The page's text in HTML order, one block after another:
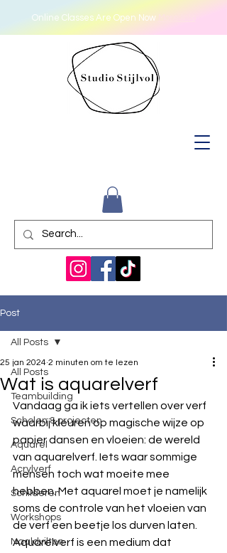
Online Classes Are Open Now
Post
All Posts
Teambuilding
Scholen & projecten
Aquarel
Acrylverf
Schilderen
Workshops
Naaldvilten
All Posts
Wat is aquarelverf
25 jan 2024 2 minuten om te lezen
Vandaag ga ik iets vertellen over verf
waarbij kleuren op magische wijze op
papier dansen en vloeien: de wereld
van aquarelverf. Iets waar sommige
mensen toch wat moeite mee
hebben. Met aquarel moet je namelijk
soms de controle van het vloeien van
de verf een beetje los durven laten.
Aquarelverf is een medium dat